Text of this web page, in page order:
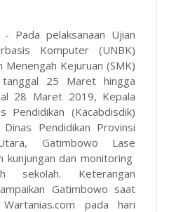
- Pada pelaksanaan Ujian
Komputer (UNBK)
Menengah Kejuruan (SMK)
25 Maret hingga
28 Maret 2019, Kepala
Pendidikan (Kacabdisdik)
Dinas Pendidikan Provinsi
Gatimbowo Lase
kunjungan dan monitoring
sekolah. Keterangan
Gatimbowo saat
pada hari